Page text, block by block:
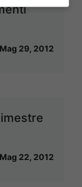
Mag 29, 2012
Mag 22, 2012